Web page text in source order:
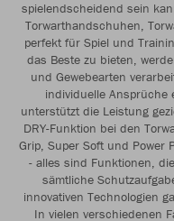
spielendscheidend sein
Torwarthandschuhen,
perfekt für Spiel und
das Beste zu bieten,
und Gewebearten
individuelle Ansprüche
unterstützt die Leistung
DRY-Funktion bei den
Grip, Super Soft und Power
- alles sind Funktionen,
sämtliche
innovativen Technologien
In vielen verschiedenen